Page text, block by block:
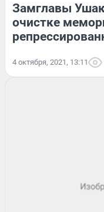
Замглавы
очистке
4 октября, 2021, 13:11